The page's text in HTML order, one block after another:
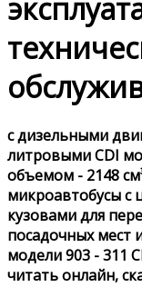
с дизельными
литровыми CDI
объемом - 2148
микроавтобусы с
кузовами для
посадочных мест
модели 903 - 311
читать онлайн,